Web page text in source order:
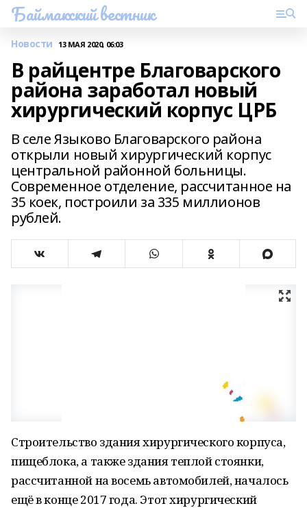
Баймакский вестник
Новости 13 МАЯ 2020, 06:03
В райцентре Благоварского
района заработал новый
хирургический корпус ЦРБ
В селе Языково Благоварского района
открыли новый хирургический корпус
центральной районной больницы.
Современное отделение, рассчитанное на
35 коек, построили за 335 миллионов
рублей.
Строительство здания хирургического корпуса,
пищеблока, а также здания теплой стоянки,
рассчитанной на восемь автомобилей, началось
ещё в конце 2017 года. Этот хирургический